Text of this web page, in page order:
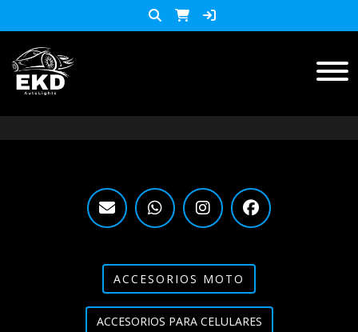
ACCESORIOS MOTO
Accesorios y herramientas
Audio
Lista de PreciosACCESORIOS MOTO
ACCESORIOS PARA CELULARES